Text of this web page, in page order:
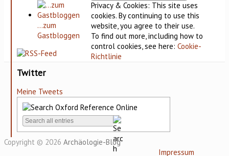
…zum
Gastbloggen
Twitter
Meine Tweets
Privacy & Cookies: This site uses
cookies. By continuing to use this
website, you agree to their use.
To find out more, including how to
control cookies, see here:Cookie-
Richtlinie
Copyright © 2026 Archäologie-Blog
Impressum